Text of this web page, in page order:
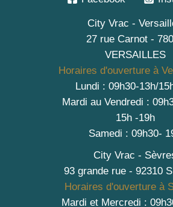
City Vrac -
27 rue Carnot -
VERSAILLES
Horaires d'ouverture à
Lundi : 09h30-13h/
Mardi au Vendredi :
15h -19h
Samedi : 09h30-
City Vrac -
93 grande rue - 92310
Horaires d'ouverture à
Mardi et Mercredi :